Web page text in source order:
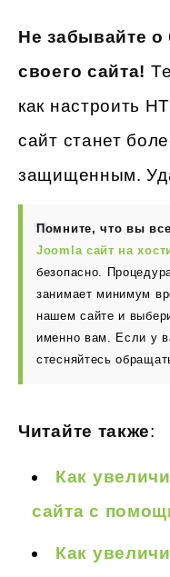
Не забывайте о
своего сайта!
как настроить
сайт станет
защищенным.
Помните, что вы
Joomla сайт на
безопасно.
занимает минимум
нашем сайте и
именно вам. Если у
стесняйтесь
Читайте также:
Как
сайта с
Как